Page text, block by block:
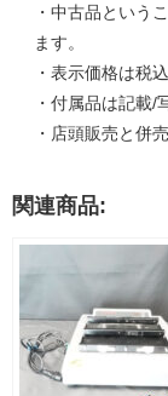
・中古品という
ます。
・表示価格は税
・付属品は記載/
・店頭販売と併
関連商品: